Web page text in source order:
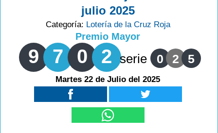
julio 2025
Categoría: Lotería de la Cruz Roja
Premio Mayor
9 7 0 2 serie 0 2 5
Martes 22 de Julio del 2025